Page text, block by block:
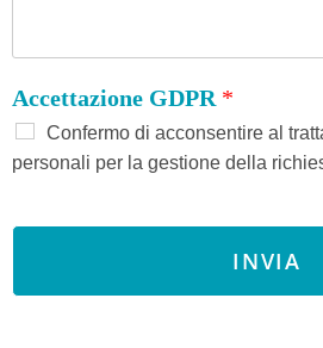
Accettazione GDPR *
Confermo di acconsentire al
personali per la gestione della
INVIA